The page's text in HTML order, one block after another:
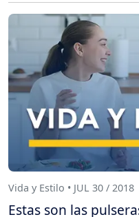
Vida y Estilo • JUL 30 / 2018
Estas son las